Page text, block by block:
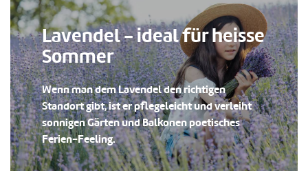
Lavendel - ideal für heisse
Sommer
Wenn man dem Lavendel den richtigen
Standort gibt, ist er pflegeleicht und verleiht
sonnigen Gärten und Balkonen poetisches
Ferien-Feeling.